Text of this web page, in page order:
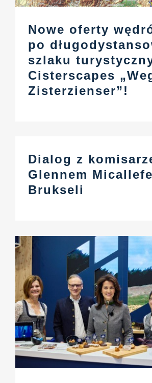
Nowe oferty
po
szlaku
Cisterscapes
Zisterzienser”!
Dialog z
Glennem
Brukseli